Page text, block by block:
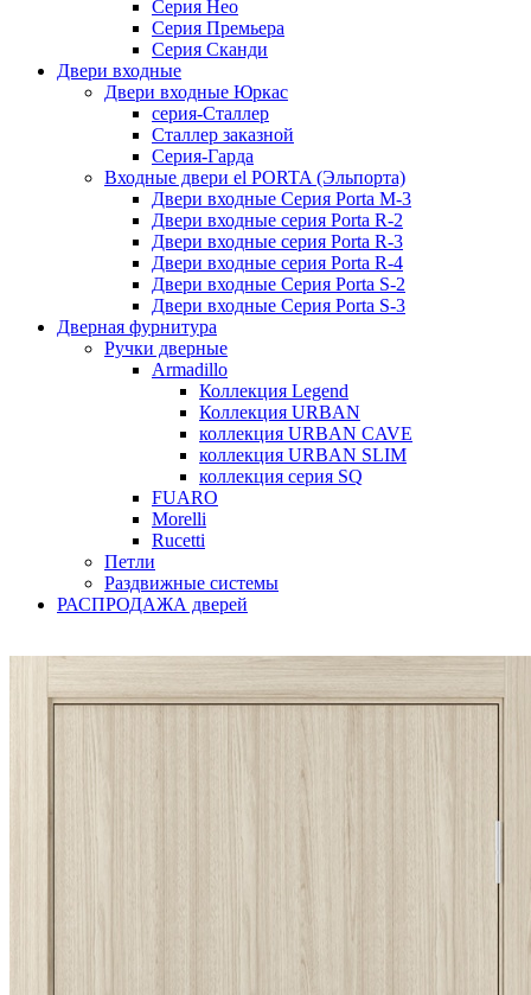
Серия Нео
Серия Премьера
Серия Сканди
Двери входные
Двери входные Юркас
серия-Сталлер
Сталлер заказной
Серия-Гарда
Входные двери el PORTA (Эльпорта)
Двери входные Серия Porta M-3
Двери входные серия Porta R-2
Двери входные серия Porta R-3
Двери входные серия Porta R-4
Двери входные Серия Porta S-2
Двери входные Серия Porta S-3
Дверная фурнитура
Ручки дверные
Armadillo
Коллекция Legend
Коллекция URBAN
коллекция URBAN CAVE
коллекция URBAN SLIM
коллекция серия SQ
FUARO
Morelli
Rucetti
Петли
Раздвижные системы
РАСПРОДАЖА дверей